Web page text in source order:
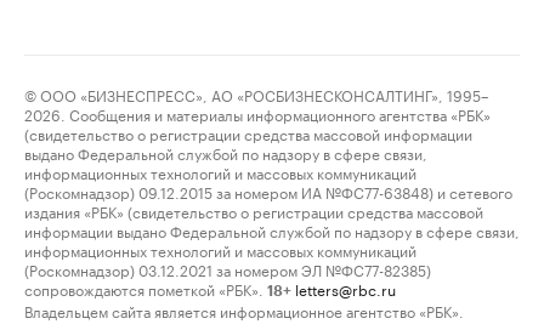
© ООО «БИЗНЕСПРЕСС», АО «РОСБИЗНЕСКОНСАЛТИНГ», 1995–
2026. Сообщения и материалы информационного агентства «РБК»
(свидетельство о регистрации средства массовой информации
выдано Федеральной службой по надзору в сфере связи,
информационных технологий и массовых коммуникаций
(Роскомнадзор) 09.12.2015 за номером ИА №ФС77-63848) и сетевого
издания «РБК» (свидетельство о регистрации средства массовой
информации выдано Федеральной службой по надзору в сфере связи,
информационных технологий и массовых коммуникаций
(Роскомнадзор) 03.12.2021 за номером ЭЛ №ФС77-82385)
сопровождаются пометкой «РБК».
18+ letters@rbc.ru
Владельцем сайта является информационное агентство «РБК».